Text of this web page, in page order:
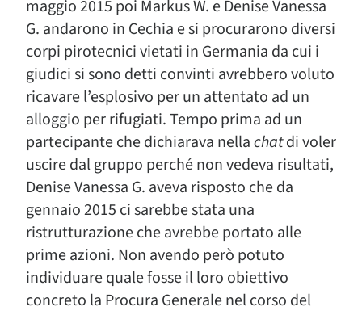
maggio 2015 poi Markus W. e Denise Vanessa
G. andarono in Cechia e si procurarono diversi
corpi pirotecnici vietati in Germania da cui i
giudici si sono detti convinti avrebbero voluto
ricavare l’esplosivo per un attentato ad un
alloggio per rifugiati. Tempo prima ad un
partecipante che dichiarava nellachatdi voler
uscire dal gruppo perché non vedeva risultati,
Denise Vanessa G. aveva risposto che da
gennaio 2015 ci sarebbe stata una
ristrutturazione che avrebbe portato alle
prime azioni. Non avendo però potuto
individuare quale fosse il loro obiettivo
concreto la Procura Generale nel corso del